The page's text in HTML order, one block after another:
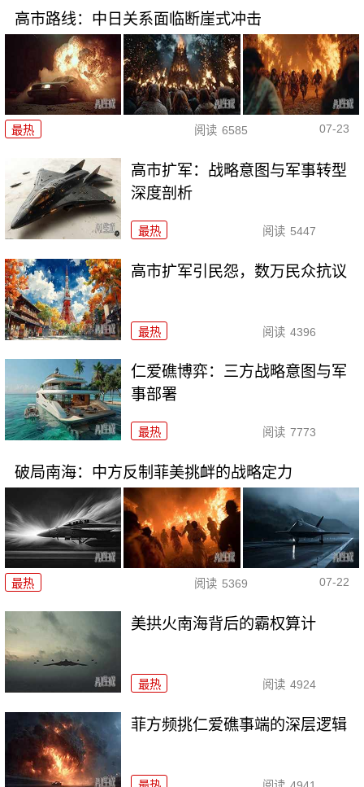
高市路线：中日关系面临断崖式冲击
最热 阅读 6585 07-23
高市扩军：战略意图与军事转型
深度剖析
最热 阅读 5447
高市扩军引民怨，数万民众抗议
最热 阅读 4396
仁爱礁博弈：三方战略意图与军
事部署
最热 阅读 7773
破局南海：中方反制菲美挑衅的战略定力
最热 阅读 5369 07-22
美拱火南海背后的霸权算计
最热 阅读 4924
菲方频挑仁爱礁事端的深层逻辑